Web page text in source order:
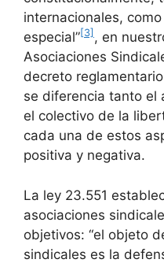
internacionales,
especial”[3] , en
Asociaciones
decreto
se diferencia tanto el
el colectivo de la
cada una de estos
positiva y negativa.
La ley 23.551
asociaciones
objetivos: “el objeto
sindicales es la